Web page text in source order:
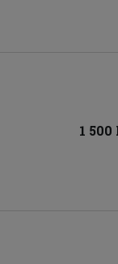
1 500